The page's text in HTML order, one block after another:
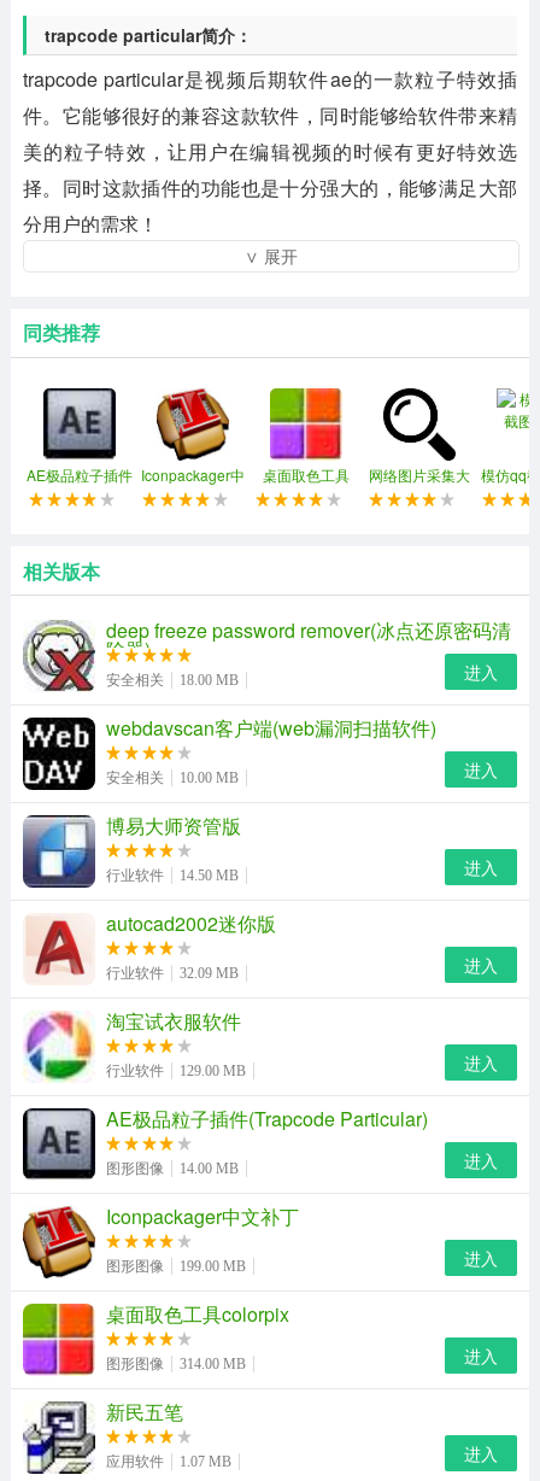
trapcode particular简介：
trapcode particular是视频后期软件ae的一款粒子特效插
件。它能够很好的兼容这款软件，同时能够给软件带来精
美的粒子特效，让用户在编辑视频的时候有更好特效选
择。同时这款插件的功能也是十分强大的，能够满足大部
分用户的需求！
trapcode particular插件安装方法：
1、下载解压后双击setup文件夹中的 trapcode particular
2.exe 进行安装，安装时请选择你的ae插件安装文件夹。
2、修改的时候运行medicine文件夹内的 tcp2 keygen.exe
然后填入注册码即可完成修改。
新增功能：
1、虽然你仍然可以工作，但是particular ui界面改动还就
很大，particular 2.5 包括一个新的效果生成器，用于可视
化创建粒子效果。在生成器，你可以使用预设的行为和风
格添加可调块或瞬间补充完整的，可定制的粒子效果。效
果生成器给予 即时的视觉反馈，使制作和预览效果更直观
和创作经验。
2、130多个新的预设，用于创建火焰，航天c4dsky，烟花
爆竹，爆炸，烟雾等。新的精灵粒子和多边形 - 百余静态
和动画精灵形象，很容易通过新的效果生成器加载。
3、新的 “over life” 图形给你更多的控制权的大小和颗粒物
书生独家整理发布在生活中的不透明度。新的图形系统，
让你画的曲线，轻松地调整点。从头开始绘制，或启动相
应的预设和调整。
新的爆炸行为的自动化，不再需要设置关键帧产生爆炸效
果的过程
使用说明：
∨ 展开
同类推荐
AE极品粒子插件
(Trapcode
Iconpackager中
文补丁
桌面取色工具
colorpix
网络图片采集大
师软件
模仿qq
相关版本
deep freeze password remover(冰点还原密码清
除器)
安全相关 18.00 MB 进入
webdavscan客户端(web漏洞扫描软件)
安全相关 10.00 MB 进入
博易大师资管版
行业软件 14.50 MB 进入
autocad2002迷你版
行业软件 32.09 MB 进入
淘宝试衣服软件
行业软件 129.00 MB 进入
AE极品粒子插件(Trapcode Particular)
图形图像 14.00 MB 进入
Iconpackager中文补丁
图形图像 199.00 MB 进入
桌面取色工具colorpix
图形图像 314.00 MB 进入
新民五笔
应用软件 1.07 MB 进入